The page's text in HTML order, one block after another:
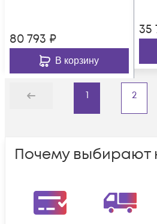
80 793 ₽
В корзину
35
Назад
1 2
Почему выбирают